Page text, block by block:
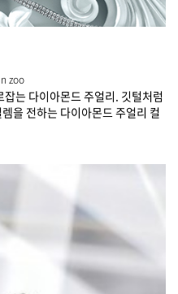
zoo
는 다이아몬드 주얼리. 깃털처럼
을 전하는 다이아몬드 주얼리 컬